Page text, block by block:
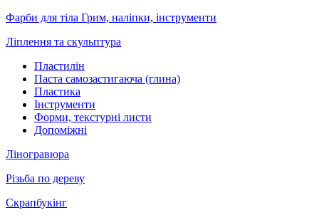
Фарби для тіла Грим, наліпки, інструменти
Ліплення та скульптура
Пластилін
Паста самозастигаюча (глина)
Пластика
Інструменти
Форми, текстурні листи
Допоміжні
Ліногравюра
Різьба по дереву
Скрапбукінг